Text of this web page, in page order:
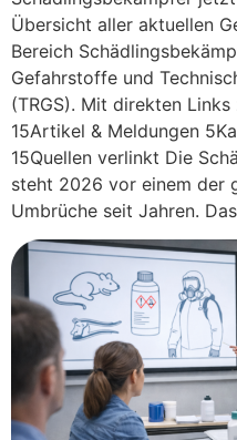
Übersicht aller aktuellen
Bereich
Gefahrstoffe und
(TRGS). Mit direkten
15Artikel & Meldungen
15Quellen verlinkt Die
steht 2026 vor einem der
Umbrüche seit Jahren.